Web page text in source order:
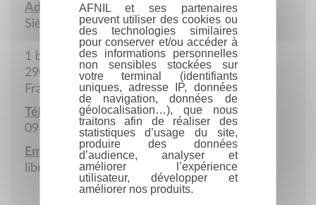
Adresse :
Siège social
1 bis Rue Toul al Laer
29000 Quimper
France
Téléphone :
09 82 32 84 11
Email :
librairie.et.curiosites@gmail.com
AFNIL et ses partenaires
peuvent utiliser des cookies ou
des technologies similaires
pour conserver et/ou accéder à
des informations personnelles
non sensibles stockées sur
votre terminal (identifiants
uniques, adresse IP, données
de navigation, données de
géolocalisation…), que nous
traitons afin de réaliser des
statistiques d’usage du site,
produire des données
d’audience, analyser et
améliorer l’expérience
utilisateur, développer et
améliorer nos produits.